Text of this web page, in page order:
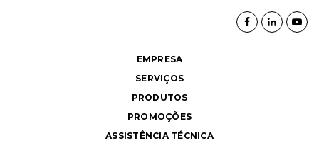
EMPRESA
SERVIÇOS
PRODUTOS
PROMOÇÕES
ASSISTÊNCIA TÉCNICA